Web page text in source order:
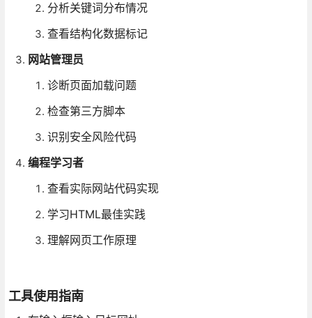
分析关键词分布情况
查看结构化数据标记
网站管理员
诊断页面加载问题
检查第三方脚本
识别安全风险代码
编程学习者
查看实际网站代码实现
学习HTML最佳实践
理解网页工作原理
工具使用指南